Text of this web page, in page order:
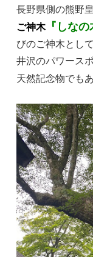
長野県側の熊野
ご神木『しなの
びのご神木とし
井沢のパワース
天然記念物でも